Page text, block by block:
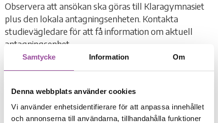
Samtycke Information Om
Denna webbplats använder cookies
Vi använder enhetsidentifierare för att anpassa innehållet
och annonserna till användarna, tillhandahålla funktioner
Observera att ansökan ska göras till Klaragymnasiet
plus den lokala antagningsenheten. Kontakta
studievägledare för att få information om aktuell
antagningsenhet.
Ansökan till oss sker på en särskild
Klaragymnasiet med internat
Rådhuset
374 81 Karlshamn